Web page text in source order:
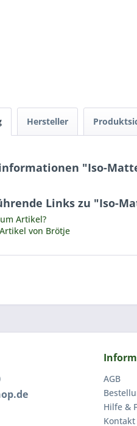
Hersteller
"Iso-
Links zu "Iso-
Artikel?
von Brötje
AGB
Hilfe &
Kontakt